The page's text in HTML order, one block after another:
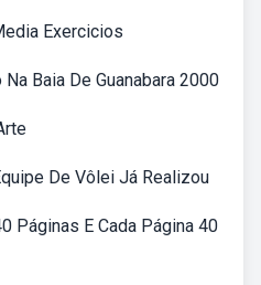
Exercicios
Baia De Guanabara 2000
De Vôlei Já Realizou
Páginas E Cada Página 40